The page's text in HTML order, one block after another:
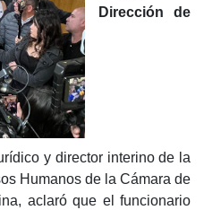
Dirección de
y director interino de la
Humanos de la Cámara de
aclaró que el funcionario